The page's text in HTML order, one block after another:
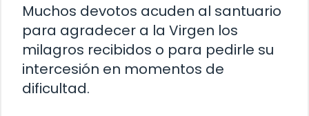
Muchos devotos acuden al santuario
para agradecer a la Virgen los
milagros recibidos o para pedirle su
intercesión en momentos de
dificultad.